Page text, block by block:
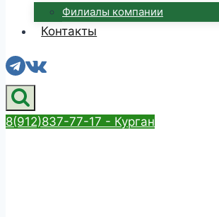
Филиалы компании
Контакты
8(912)837-77-17 - Курган